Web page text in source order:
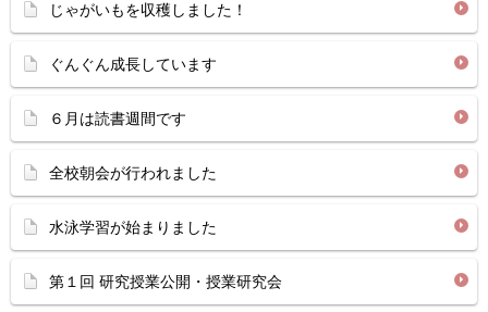
じゃがいもを収穫しました！
ぐんぐん成長しています
６月は読書週間です
全校朝会が行われました
水泳学習が始まりました
第１回 研究授業公開・授業研究会